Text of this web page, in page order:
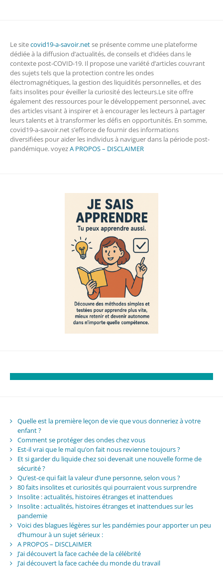
Le sitecovid19-a-savoir.netse présente comme une plateforme
dédiée à la diffusion d’actualités, de conseils et d’idées dans le
contexte post-COVID-19. Il propose une variété d’articles couvrant
des sujets tels que la protection contre les ondes
électromagnétiques, la gestion des liquidités personnelles, et des
faits insolites pour éveiller la curiosité des lecteurs.Le site offre
également des ressources pour le développement personnel, avec
des articles visant à inspirer et à encourager les lecteurs à partager
leurs talents et à transformer les défis en opportunités. En somme,
covid19-a-savoir.net s’efforce de fournir des informations
diversifiées pour aider les individus à naviguer dans la période post-
pandémique. voyezA PROPOS – DISCLAIMER
Quelle est la première leçon de vie que vous donneriez à votre
enfant ?
Comment se protéger des ondes chez vous
Est-il vrai que le mal qu’on fait nous revienne toujours ?
Et si garder du liquide chez soi devenait une nouvelle forme de
sécurité ?
Qu’est-ce qui fait la valeur d’une personne, selon vous ?
80 faits insolites et curiosités qui pourraient vous surprendre
Insolite : actualités, histoires étranges et inattendues
Insolite : actualités, histoires étranges et inattendues sur les
pandemie
Voici des blagues légères sur les pandémies pour apporter un peu
d’humour à un sujet sérieux :
A PROPOS – DISCLAIMER
J’ai découvert la face cachée de la célébrité
J’ai découvert la face cachée du monde du travail